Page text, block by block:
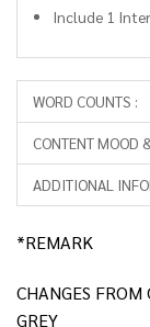
Include 1
WORD COUNTS :
CONTENT MOOD
ADDITIONAL
*REMARK
CHANGES
GREY